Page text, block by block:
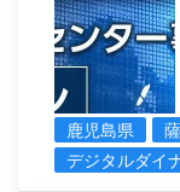
鹿児島県
デジタルダイ